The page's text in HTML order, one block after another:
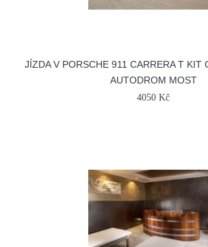
JÍZDA V PORSCHE 911 CARRERA T KIT
AUTODROM MOST
4050 Kč